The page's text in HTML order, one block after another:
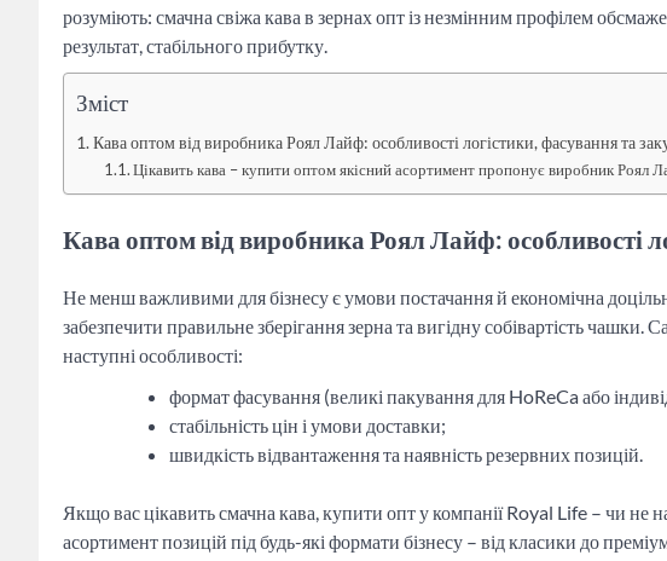
розуміють: смачна свіжа кава в зернах опт із незмінним профілем
результат, стабільного прибутку.
Зміст
Кава оптом від виробника Роял Лайф: особливості логістики, фасування та
Цікавить кава – купити оптом якісний асортимент пропонує виробник Роял
Кава оптом від виробника Роял Лайф: особливості
Не менш важливими для бізнесу є умови постачання й економічна
забезпечити правильне зберігання зерна та вигідну собівартість
наступні особливості:
формат фасування (великі пакування для HoReCa або
стабільність цін і умови доставки;
швидкість відвантаження та наявність резервних позицій.
Якщо вас цікавить смачна кава, купити опт у компанії Royal Life – чи
асортимент позицій під будь-які формати бізнесу – від класики до